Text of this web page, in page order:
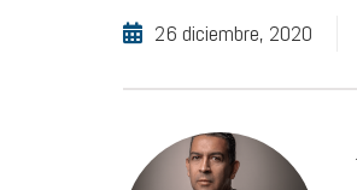
26 diciembre, 2020